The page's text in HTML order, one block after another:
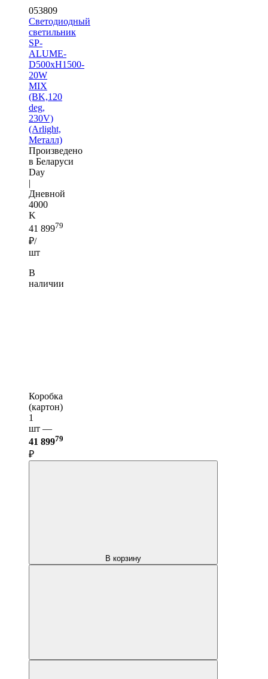
053809
Светодиодный
светильник
SP-
ALUME-
D500xH1500-
20W
MIX
(BK,120
deg,
230V)
(Arlight,
Металл)
Произведено
в Беларуси
Day
|
Дневной
4000
K
41 89979
₽/
шт
В
наличии
Коробка
(картон)
1
шт —
41 89979
₽
В корзину